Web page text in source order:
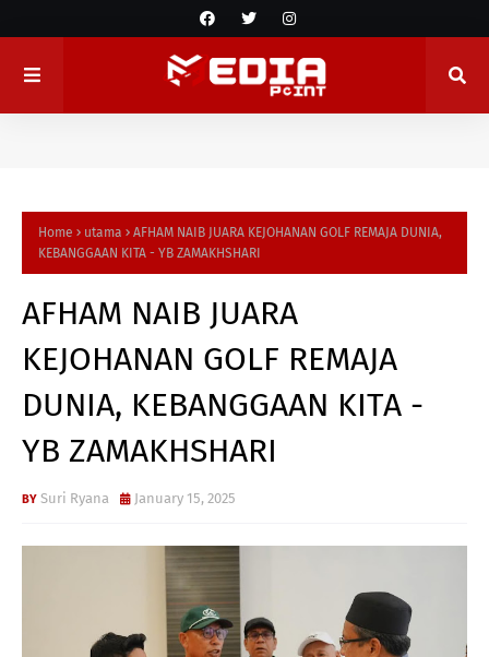
Home utama
AFHAM NAIB JUARA KEJOHANAN GOLF REMAJA DUNIA,
KEBANGGAAN KITA - YB ZAMAKHSHARI
AFHAM NAIB JUARA
KEJOHANAN GOLF REMAJA
DUNIA, KEBANGGAAN KITA -
YB ZAMAKHSHARI
Suri Ryana January 15, 2025